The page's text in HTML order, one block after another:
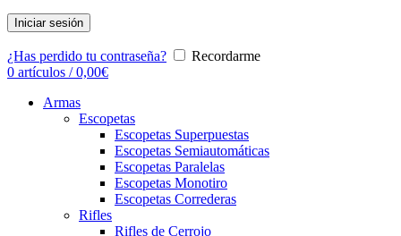
Iniciar sesión
¿Has perdido tu contraseña?
Recordarme
0 artículos / 0,00€
Armas
Escopetas
Escopetas Superpuestas
Escopetas Semiautomáticas
Escopetas Paralelas
Escopetas Monotiro
Escopetas Correderas
Rifles
Rifles de Cerrojo